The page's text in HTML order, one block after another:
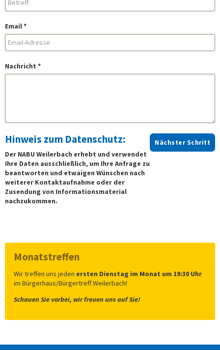
Email*
Nachricht *
Nächster Schritt
Hinweis zum Datenschutz:
Der NABU Weilerbach erhebt und verwendet
Ihre Daten ausschließlich, um Ihre Anfrage zu
beantworten und etwaigen Wünschen nach
weiterer Kontaktaufnahme oder der
Zusendung von Informationsmaterial
nachzukommen.
Monatstreffen
Wir treffen uns jeden ersten Dienstag im Monat um 19:30 Uhr
im Bürgerhaus/Bürgertreff Weilerbach!
Schauen Sie vorbei, wir freuen uns auf Sie!